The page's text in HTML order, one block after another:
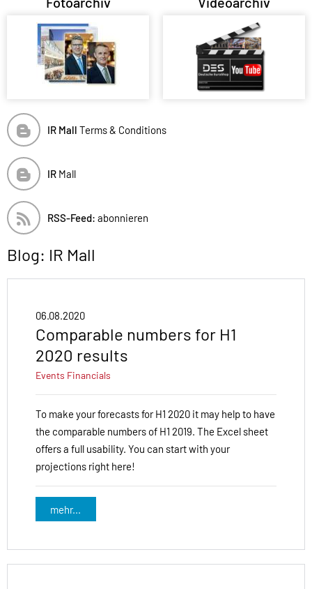
IR Mall Terms & Conditions
IR Mall
RSS-Feed: abonnieren
Blog: IR Mall
06.08.2020
Comparable numbers for H1
2020 results
Events Financials
To make your forecasts for H1 2020 it may help to have
the comparable numbers of H1 2019. The Excel sheet
offers a full usability. You can start with your
projections right here!
mehr...